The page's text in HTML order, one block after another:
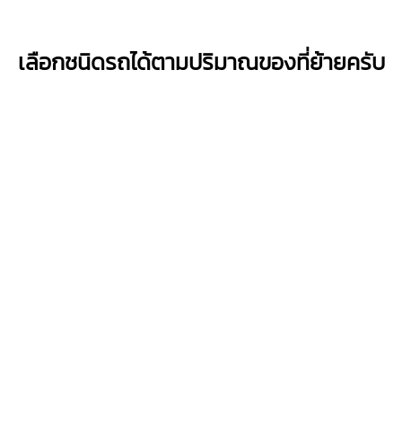
เลือกชนิดรถได้ตามปริมาณของที่ย้ายครับ